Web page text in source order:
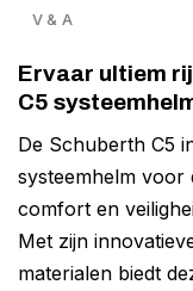
V & A
Ervaar ultiem
C5
De Schuberth C5
systeemhelm voor
comfort en
Met zijn
materialen biedt